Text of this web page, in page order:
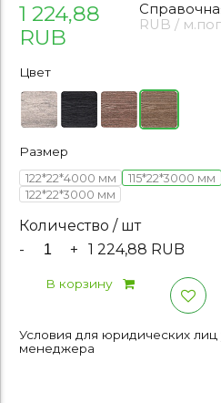
1 224,88
RUB
RUB / м.пог
Цвет
Размер
122*22*4000 мм 115*22*3000 мм
122*22*3000 мм
Количество / шт
-
+ 1 224,88 RUB
В корзину
Условия для юридических лиц
менеджера